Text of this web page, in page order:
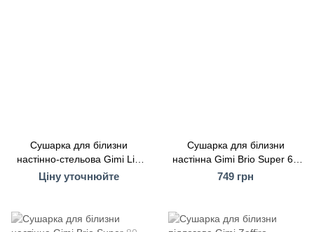
Сушарка для білизни
настінно-стельова Gimi Lift
100 (154875)
Ціну уточнюйте
Сушарка для білизни
настінна Gimi Brio Super 60
(156048)
749 грн